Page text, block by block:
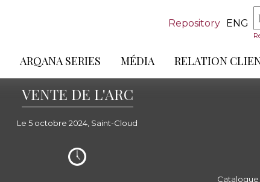
Repository ENG
ARQANA SERIES MÉDIA RELATION
VENTE DE L'ARC
Le 5 octobre 2024, Saint-Cloud
Catalogue